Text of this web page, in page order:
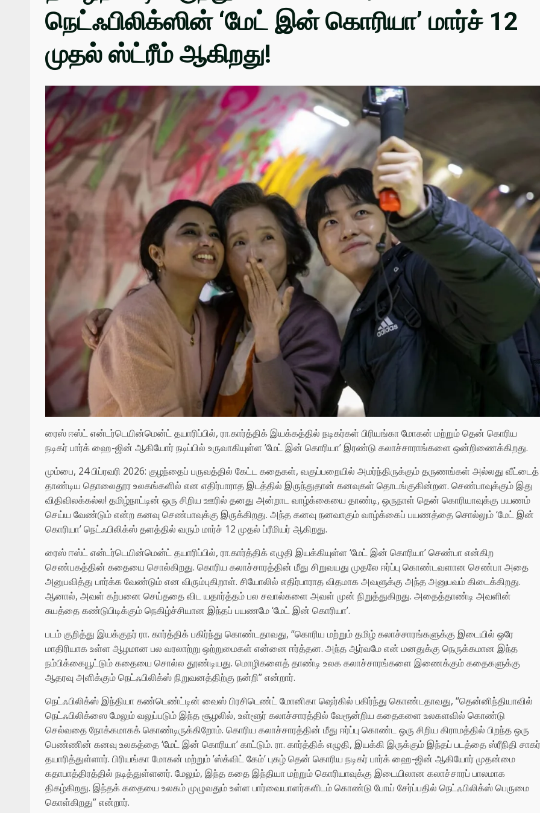
நெட்ஃபிலிக்ஸின் ‘மேட் இன் கொரியா’ மார்ச் 12
முதல் ஸ்ட்ரீம் ஆகிறது!
ரைஸ் ஈஸ்ட் என்டர்டெயின்மென்ட் தயாரிப்பில், ரா.கார்த்திக் இயக்கத்தில் நடிகர்கள் பிரியங்கா மோகன் மற்றும் தென் கொரிய
நடிகர் பார்க் ஹை-ஜின் ஆகியோர் நடிப்பில் உருவாகியுள்ள ’மேட் இன் கொரியா’ இரண்டு கலாச்சாராங்களை ஒன்றிணைக்கிறது.
மும்பை, 24 பிப்ரவரி 2026: குழந்தைப் பருவத்தில் கேட்ட கதைகள், வகுப்பறையில் அமர்ந்திருக்கும் தருணங்கள் அல்லது வீட்டைத்
தாண்டிய தொலைதூர உலகங்களில் என எதிர்பாராத இடத்தில் இருந்துதான் கனவுகள் தொடங்குகின்றன. செண்பாவுக்கும் இது
விதிவிலக்கல்ல! தமிழ்நாட்டின் ஒரு சிறிய ஊரில் தனது அன்றாட வாழ்க்கையை தாண்டி, ஒருநாள் தென் கொரியாவுக்கு பயணம்
செய்ய வேண்டும் என்ற கனவு செண்பாவுக்கு இருக்கிறது. அந்த கனவு நனவாகும் வாழ்க்கைப் பயணத்தை சொல்லும் ‘மேட் இன்
கொரியா’ நெட்ஃபிலிக்ஸ் தளத்தில் வரும் மார்ச் 12 முதல் ப்ரீமியர் ஆகிறது.
ரைஸ் ஈஸ்ட் என்டர்டெயின்மென்ட் தயாரிப்பில், ரா.கார்த்திக் எழுதி இயக்கியுள்ள ‘மேட் இன் கொரியா’ செண்பா என்கிற
செண்பகத்தின் கதையை சொல்கிறது. கொரிய கலாச்சாரத்தின் மீது சிறுவயது முதலே ஈர்ப்பு கொண்டவளான செண்பா அதை
அனுபவித்து பார்க்க வேண்டும் என விரும்புகிறாள். சியோலில் எதிர்பாராத விதமாக அவளுக்கு அந்த அனுபவம் கிடைக்கிறது.
ஆனால், அவள் கற்பனை செய்ததை விட யதார்த்தம் பல சவால்களை அவள் முன் நிறுத்துகிறது. அதைத்தாண்டி அவளின்
சுயத்தை கண்டுபிடிக்கும் நெகிழ்ச்சியான இந்தப் பயணமே ‘மேட் இன் கொரியா’.
படம் குறித்து இயக்குநர் ரா. கார்த்திக் பகிர்ந்து கொண்டதாவது, “கொரிய மற்றும் தமிழ் கலாச்சாரங்களுக்கு இடையில் ஒரே
மாதிரியாக உள்ள ஆழமான பல வரலாற்று ஒற்றுமைகள் என்னை ஈர்த்தன. அந்த ஆர்வமே என் மனதுக்கு நெருக்கமான இந்த
நம்பிக்கையூட்டும் கதையை சொல்ல தூண்டியது. மொழிகளைத் தாண்டி உலக கலாச்சாரங்களை இணைக்கும் கதைகளுக்கு
ஆதரவு அளிக்கும் நெட்ஃபிலிக்ஸ் நிறுவனத்திற்கு நன்றி” என்றார்.
நெட்ஃபிலிக்ஸ் இந்தியா கண்டெண்ட்டின் வைஸ் பிரசிடெண்ட் மோனிகா ஷெர்கில் பகிர்ந்து கொண்டதாவது, “தென்னிந்தியாவில்
நெட்ஃபிலிக்ஸை மேலும் வலுப்படும் இந்த சூழலில், உள்ளூர் கலாச்சாரத்தில் வேரூன்றிய கதைகளை உலகளவில் கொண்டு
செல்வதை நோக்கமாகக் கொண்டிருக்கிறோம். கொரிய கலாச்சாரத்தின் மீது ஈர்ப்பு கொண்ட ஒரு சிறிய கிராமத்தில் பிறந்த ஒரு
பெண்ணின் கனவு உலகத்தை ‘மேட் இன் கொரியா’ காட்டும். ரா. கார்த்திக் எழுதி, இயக்கி இருக்கும் இந்தப் படத்தை ஸ்ரீநிதி சாகர்
தயாரித்துள்ளார். பிரியங்கா மோகன் மற்றும் ’ஸ்க்விட் கேம்’ புகழ் தென் கொரிய நடிகர் பார்க் ஹை-ஜின் ஆகியோர் முதன்மை
கதாபாத்திரத்தில் நடித்துள்ளனர். மேலும், இந்த கதை இந்தியா மற்றும் கொரியாவுக்கு இடையிலான கலாச்சாரப் பாலமாக
திகழ்கிறது. இந்தக் கதையை உலகம் முழுவதும் உள்ள பார்வையாளர்களிடம் கொண்டு போய் சேர்ப்பதில் நெட்ஃபிலிக்ஸ் பெருமை
கொள்கிறது” என்றார்.